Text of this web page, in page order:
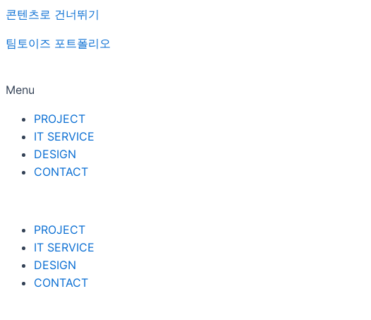
콘텐츠로 건너뛰기
팀토이즈 포트폴리오
Menu
PROJECT
IT SERVICE
DESIGN
CONTACT
PROJECT
IT SERVICE
DESIGN
CONTACT